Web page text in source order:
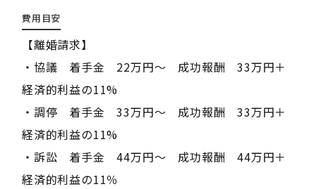
費用目安
【離婚請求】
・協議 着手金 22万円～ 成功報酬 33万円＋
経済的利益の11%
・調停 着手金 33万円～ 成功報酬 33万円＋
経済的利益の11%
・訴訟 着手金 44万円～ 成功報酬 44万円＋
経済的利益の11％